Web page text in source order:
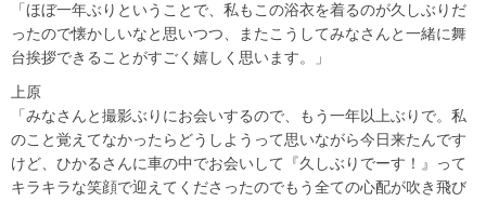
「ほぼ一年ぶりということで、私もこの浴衣を着るのが久しぶりだ
ったので懐かしいなと思いつつ、またこうしてみなさんと一緒に舞
台挨拶できることがすごく嬉しく思います。」
上原
「みなさんと撮影ぶりにお会いするので、もう一年以上ぶりで。私
のこと覚えてなかったらどうしようって思いながら今日来たんです
けど、ひかるさんに車の中でお会いして『久しぶりでーす！』って
キラキラな笑顔で迎えてくださったのでもう全ての心配が吹き飛び